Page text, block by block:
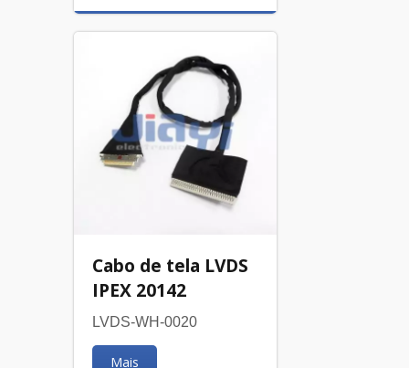
Cabo de tela LVDS
IPEX 20142
LVDS-WH-0020
Mais